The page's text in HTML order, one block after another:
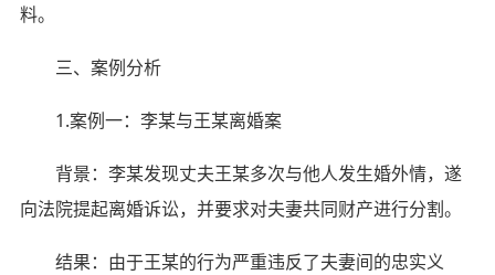
料。
三、案例分析
1.案例一：李某与王某离婚案
背景：李某发现丈夫王某多次与他人发生婚外情，遂
向法院提起离婚诉讼，并要求对夫妻共同财产进行分割。
结果：由于王某的行为严重违反了夫妻间的忠实义